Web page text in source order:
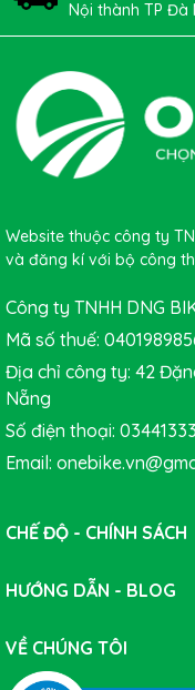
Nội thành TP Đà
Website thuộc công ty
và đăng kí với bộ công
Công ty TNHH DNG
Mã số thuế:
Địa chỉ công ty: 42
Nẵng
Số điện thoại:
Email:
CHẾ ĐỘ - CHÍNH SÁCH
HƯỚNG DẪN - BLOG
VỀ CHÚNG TÔI